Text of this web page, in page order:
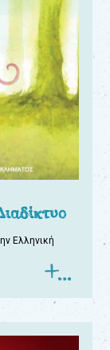
Ελληνική